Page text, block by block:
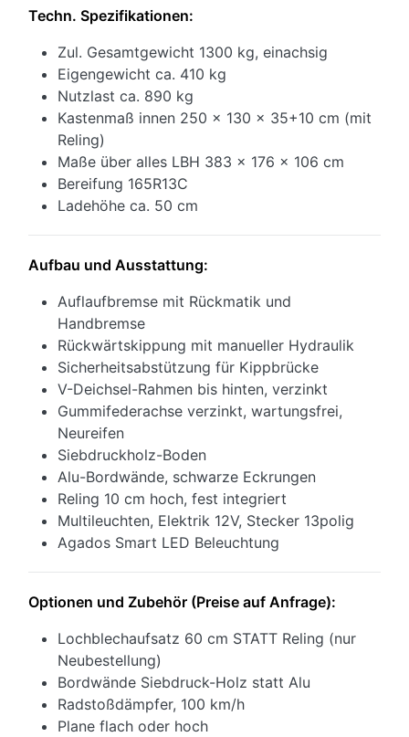
Techn. Spezifikationen:
Zul. Gesamtgewicht 1300 kg, einachsig
Eigengewicht ca. 410 kg
Nutzlast ca. 890 kg
Kastenmaß innen 250 x 130 x 35+10 cm (mit
Reling)
Maße über alles LBH 383 x 176 x 106 cm
Bereifung 165R13C
Ladehöhe ca. 50 cm
Aufbau und Ausstattung:
Auflaufbremse mit Rückmatik und
Handbremse
Rückwärtskippung mit manueller Hydraulik
Sicherheitsabstützung für Kippbrücke
V-Deichsel-Rahmen bis hinten, verzinkt
Gummifederachse verzinkt, wartungsfrei,
Neureifen
Siebdruckholz-Boden
Alu-Bordwände, schwarze Eckrungen
Reling 10 cm hoch, fest integriert
Multileuchten, Elektrik 12V, Stecker 13polig
Agados Smart LED Beleuchtung
Optionen und Zubehör (Preise auf Anfrage):
Lochblechaufsatz 60 cm STATT Reling (nur
Neubestellung)
Bordwände Siebdruck-Holz statt Alu
Radstoßdämpfer, 100 km/h
Plane flach oder hoch